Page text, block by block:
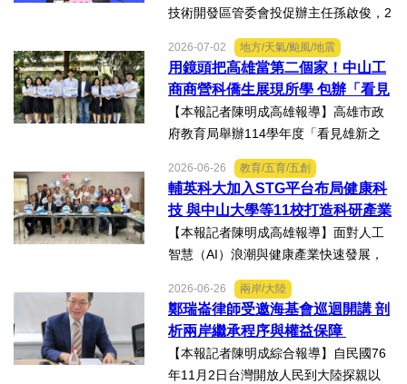
技術開發區管委會投促辦主任孫啟俊，2
日上午在第十七屆津台投資合作洽談會
新聞發佈會上，說明天津市作為北方生
物醫藥產業高地，天津經開區能為臺灣
醫藥大健康行業的創業者和...
2026-07-02 地方/天氣/颱風/地震
用鏡頭把高雄當第二個家！中山工
商商營科僑生展現所學 包辦「看見
雄新之光」創意短片前三名
【本報記者陳明成高雄報導】高雄市政
府教育局舉辦114學年度「看見雄新之
光」創意短片競賽，中山工商商業經營
科建教僑生專班學生囊括高中職組前三
名。李昱平校長表示，來自泰國、印尼
及越南僑生，以異國的獨特視...
2026-06-26 教育/五育/五創
輔英科大加入STG平台布局健康科
技 與中山大學等11校打造科研產業
生態圈
【本報記者陳明成高雄報導】面對人工
智慧（AI）浪潮與健康產業快速發展，
由國立中山大學領軍成立的「STG南臺
灣科研產業化平台」，再擴大跨校科研
合作版圖，與輔英科技大學簽署合作備
忘錄（MOU），並共同為「廠...
2026-06-26 兩岸/大陸
鄭瑞崙律師受邀海基會巡迴開講 剖
析兩岸繼承程序與權益保障
【本報記者陳明成綜合報導】自民國76
年11月2日台灣開放人民到大陸探親以